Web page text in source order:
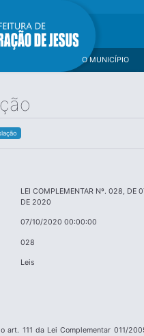
O MUNICÍPIO
LEI COMPLEMENTAR Nº. 028, DE
DE 2020
07/10/2020 00:00:00
028
Leis
art. 111 da Lei Complementar 011/